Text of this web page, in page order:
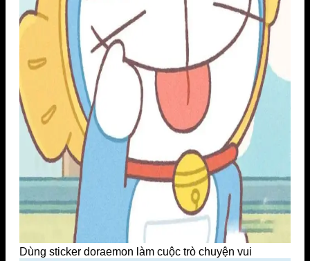
Dùng sticker doraemon làm cuộc trò chuyện vui